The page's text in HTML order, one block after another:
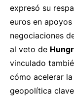
expresó su
euros en
negociaciones
al veto de
vinculado
cómo acelerar
geopolítica